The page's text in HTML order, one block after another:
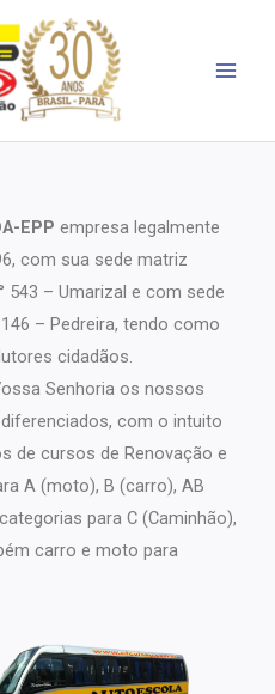
EPP empresa legalmente
com sua sede matriz
543 – Umarizal e com sede
– Pedreira, tendo como
cidadãos.
Senhoria os nossos
com o intuito
de cursos de Renovação e
A (moto), B (carro), AB
para C (Caminhão),
carro e moto para